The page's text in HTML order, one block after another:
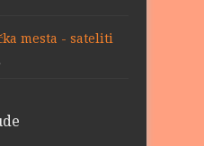
mesta - sateliti